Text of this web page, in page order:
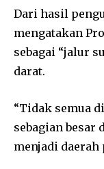
Dari hasil
mengatakan
sebagai “jalur
darat.
“Tidak semua
sebagian besar
menjadi daerah